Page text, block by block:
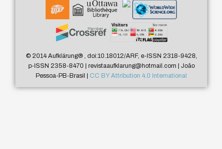
© 2014 Aufklärung®, doi:10.18012/ARF, e-ISSN 2318-9428,
p-ISSN 2358-8470 | revistaaufklarung@hotmail.com | João
Pessoa-PB-Brasil | CC BY Attribution 4.0 International